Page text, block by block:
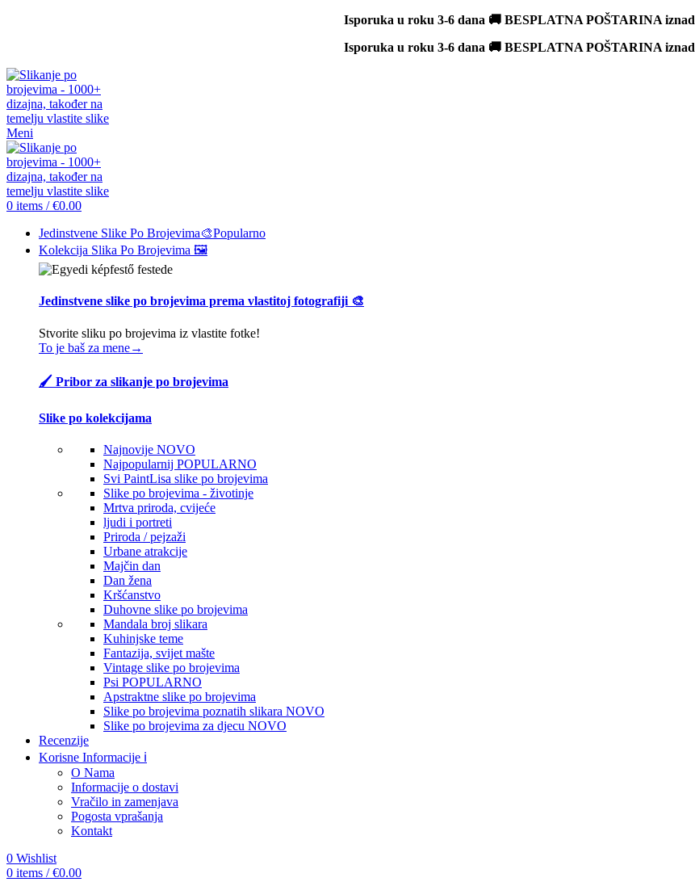
Isporuka u roku 3-6 dana 🚚 BESPLATNA POŠTARINA iznad
Isporuka u roku 3-6 dana 🚚 BESPLATNA POŠTARINA iznad
Meni
0 items / €0.00
Jedinstvene Slike Po Brojevima🎨Popularno
Kolekcija Slika Po Brojevima 🖼️
Jedinstvene slike po brojevima prema vlastitoj fotografiji 🎨
Stvorite sliku po brojevima iz vlastite fotke!
To je baš za mene→
🖌️ Pribor za slikanje po brojevima
Slike po kolekcijama
Najnovije NOVO
Najpopularnij POPULARNO
Svi PaintLisa slike po brojevima
Slike po brojevima - životinje
Mrtva priroda, cvijeće
ljudi i portreti
Priroda / pejzaži
Urbane atrakcije
Majčin dan
Dan žena
Kršćanstvo
Duhovne slike po brojevima
Mandala broj slikara
Kuhinjske teme
Fantazija, svijet mašte
Vintage slike po brojevima
Psi POPULARNO
Apstraktne slike po brojevima
Slike po brojevima poznatih slikara NOVO
Slike po brojevima za djecu NOVO
Recenzije
Korisne Informacije ℹ️
O Nama
Informacije o dostavi
Vračilo in zamenjava
Pogosta vprašanja
Kontakt
0 Wishlist
0 items / €0.00